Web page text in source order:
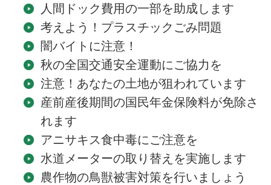
人間ドック費用の一部を助成します
考えよう！プラスチックごみ問題
闇バイトに注意！
秋の全国交通安全運動にご協力を
注意！あなたの土地が狙われています
産前産後期間の国民年金保険料が免除さ
れます
アニサキス食中毒にご注意を
水道メーターの取り替えを実施します
農作物の鳥獣被害対策を行いましょう